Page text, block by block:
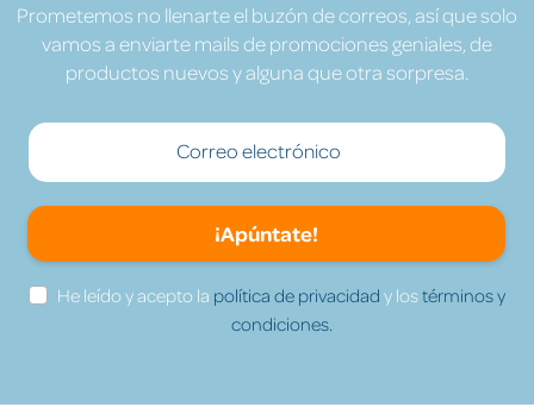
Prometemos no llenarte el buzón de correos, así que solo
vamos a enviarte mails de promociones geniales, de
productos nuevos y alguna que otra sorpresa.
¡Apúntate!
He leído y acepto la política de privacidad y lostérminos y
condiciones.